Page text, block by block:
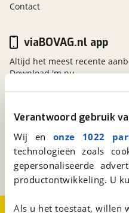
Verantwoord gebruik
Wij en onze 1022
technologieën zoals
gepersonaliseerde
productontwikkeling. U
Als u het toestaat, willen
Contact
viaBOVAG.nl
Kosterijland15
3981 AJ
Bunnik
Een initiatief van
BOVAG
viaBOVAG.nl app
Altijd het meest recente
Download 'm nu.
Over viaBOVAG.nlDisclaimer-